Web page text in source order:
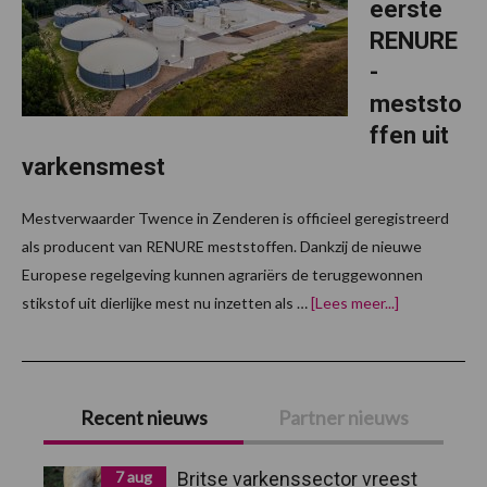
eerste
RENURE
-
meststo
ffen uit
varkensmest
Mestverwaarder Twence in Zenderen is officieel geregistreerd
als producent van RENURE meststoffen. Dankzij de nieuwe
Europese regelgeving kunnen agrariërs de teruggewonnen
stikstof uit dierlijke mest nu inzetten als …[Lees meer...]
Primaire
Sidebar
Recent nieuws Partner nieuws
7 aug Britse varkenssector vreest